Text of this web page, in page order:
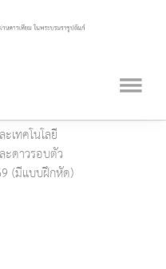
เทคโนโลยี
ะดาวรอบตัว
(มีแบบฝึกหัด)